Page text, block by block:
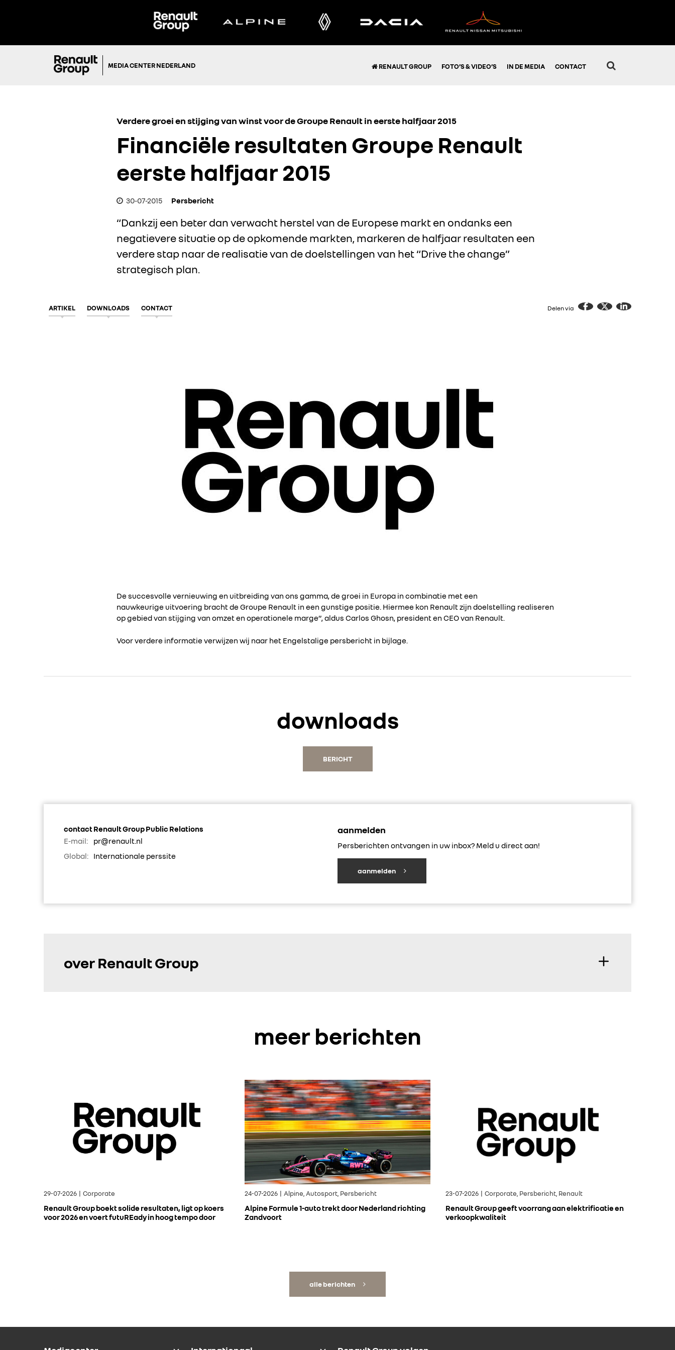
MEDIA CENTER NEDERLAND RENAULT GROUP FOTO’S & VIDEO’S IN DE MEDIA CONTACT
Verdere groei en stijging van winst voor de Groupe Renault in eerste halfjaar 2015
Financiële resultaten Groupe Renault
eerste halfjaar 2015
30-07-2015 Persbericht
“Dankzij een beter dan verwacht herstel van de Europese markt en ondanks een
negatievere situatie op de opkomende markten, markeren de halfjaar resultaten een
verdere stap naar de realisatie van de doelstellingen van het “Drive the change”
strategisch plan.
ARTIKEL DOWNLOADS CONTACT Delen via
De succesvolle vernieuwing en uitbreiding van ons gamma, de groei in Europa in combinatie met een
nauwkeurige uitvoering bracht de Groupe Renault in een gunstige positie. Hiermee kon Renault zijn doelstelling realiseren
op gebied van stijging van omzet en operationele marge”, aldus Carlos Ghosn, president en CEO van Renault.
Voor verdere informatie verwijzen wij naar het Engelstalige persbericht in bijlage.
downloads
BERICHT
contact Renault Group Public Relations
E-mail:
pr@renault.nl
Global:
Internationale perssite
aanmelden
Persberichten ontvangen in uw inbox? Meld u direct aan!
aanmelden
over Renault Group
meer berichten
29-07-2026 | Corporate
Renault Group boekt solide resultaten, ligt op koers
voor 2026 en voert futuREady in hoog tempo door
24-07-2026 | Alpine, Autosport, Persbericht
Alpine Formule 1-auto trekt door Nederland richting
Zandvoort
23-07-2026 | Corporate, Persbericht, Renault
Renault Group geeft voorrang aan elektrificatie en
verkoopkwaliteit
alle berichten